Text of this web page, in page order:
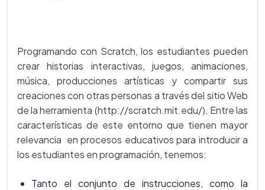
Programando con Scratch, los estudiantes pueden
crear historias interactivas, juegos, animaciones,
música, producciones artísticas y compartir sus
creaciones con otras personas a través del sitio Web
de la herramienta (http://scratch.mit.edu/). Entre las
características de este entorno que tienen mayor
relevancia en procesos educativos para introducir a
los estudiantes en programación, tenemos:
Tanto el conjunto de instrucciones, como la